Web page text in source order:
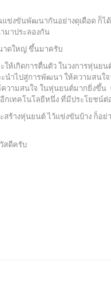
ข่งขันพัฒนากันอย่างดุเดือด ก็ไ
มาประลองกัน
าดใหญ่ ขึ้นมาครับ
ให้เกิดการตื่นตัว ในวงการหุ่น
ำไปสู่การพัฒนา ให้ความสนใ
ความสนใจ ในหุ่นยนต์มากยิ่ง
กเทคโนโลยีหนึ่ง ที่มีประโยชน์ต่
สร้างหุ่นยนต์ ไว้แข่งขันบ้าง ก็
สดีครับ